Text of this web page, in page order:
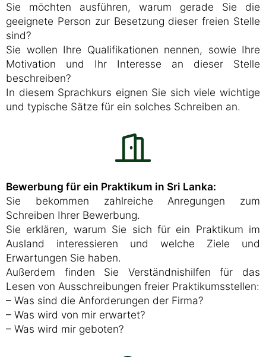
Sie möchten ausführen, warum gerade Sie die
geeignete Person zur Besetzung dieser freien Stelle
sind?
Sie wollen Ihre Qualifikationen nennen, sowie Ihre
Motivation und Ihr Interesse an dieser Stelle
beschreiben?
In diesem Sprachkurs eignen Sie sich viele wichtige
und typische Sätze für ein solches Schreiben an.
Bewerbung für ein Praktikum in Sri Lanka:
Sie bekommen zahlreiche Anregungen zum
Schreiben Ihrer Bewerbung.
Sie erklären, warum Sie sich für ein Praktikum im
Ausland interessieren und welche Ziele und
Erwartungen Sie haben.
Außerdem finden Sie Verständnishilfen für das
Lesen von Ausschreibungen freier Praktikumsstellen:
– Was sind die Anforderungen der Firma?
– Was wird von mir erwartet?
– Was wird mir geboten?